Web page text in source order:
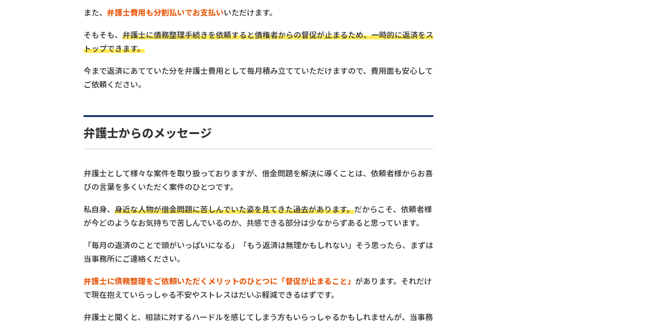
また、 弁護士費用も分割払いでお支払いいただけます。
そもそも、 弁護士に債務整理手続きを依頼すると債権者からの督促が止まるため、一時的に返済をス
トップできます。
今まで返済にあてていた分を弁護士費用として毎月積み立てていただけますので、費用面も安心して
ご依頼ください。
弁護士からのメッセージ
弁護士として様々な案件を取り扱っておりますが、借金問題を解決に導くことは、依頼者様からお喜
びの言葉を多くいただく案件のひとつです。
私自身、 身近な人物が借金問題に苦しんでいた姿を見てきた過去があります。だからこそ、依頼者様
が今どのようなお気持ちで苦しんでいるのか、共感できる部分は少なからずあると思っています。
「毎月の返済のことで頭がいっぱいになる」「もう返済は無理かもしれない」そう思ったら、まずは
当事務所にご連絡ください。
弁護士に債務整理をご依頼いただくメリットのひとつに「督促が止まること」 があります。それだけ
で現在抱えていらっしゃる不安やストレスはだいぶ軽減できるはずです。
弁護士と聞くと、相談に対するハードルを感じてしまう方もいらっしゃるかもしれませんが、当事務